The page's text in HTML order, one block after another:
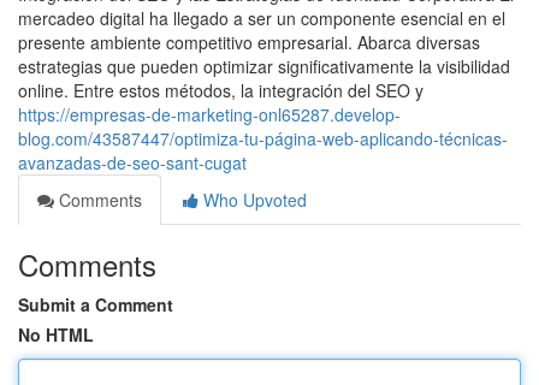
mercadeo digital ha llegado a ser un componente esencial en el
presente ambiente competitivo empresarial. Abarca diversas
estrategias que pueden optimizar significativamente la visibilidad
online. Entre estos métodos, la integración del SEO y
https://empresas-de-marketing-onl65287.develop-
blog.com/43587447/optimiza-tu-página-web-aplicando-técnicas-
avanzadas-de-seo-sant-cugat
Comments
Who Upvoted
Comments
Submit a Comment
No HTML